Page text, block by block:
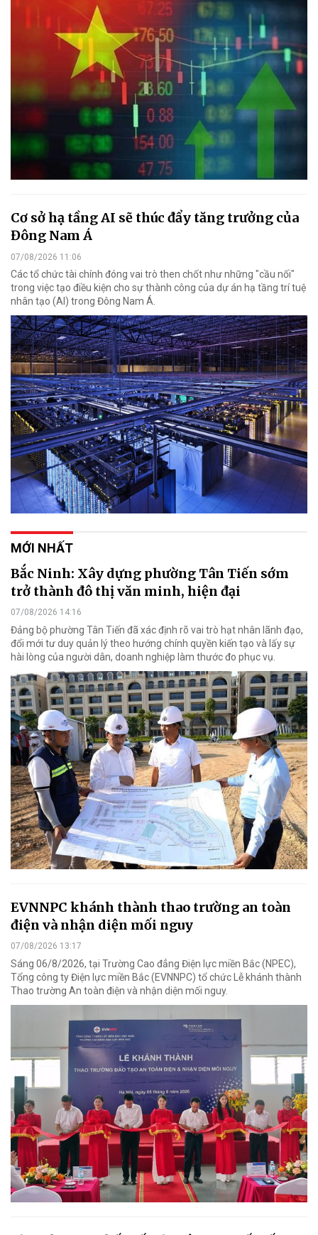
Cơ sở hạ tầng AI sẽ thúc đẩy tăng trưởng của
Đông Nam Á
07/08/2026 11:06
Các tổ chức tài chính đóng vai trò then chốt như những "cầu nối"
trong việc tạo điều kiện cho sự thành công của dự án hạ tầng trí tuệ
nhân tạo (AI) trong Đông Nam Á.
MỚI NHẤT
Bắc Ninh: Xây dựng phường Tân Tiến sớm
trở thành đô thị văn minh, hiện đại
07/08/2026 14:16
Đảng bộ phường Tân Tiến đã xác định rõ vai trò hạt nhân lãnh đạo,
đổi mới tư duy quản lý theo hướng chính quyền kiến tạo và lấy sự
hài lòng của người dân, doanh nghiệp làm thước đo phục vụ.
EVNNPC khánh thành thao trường an toàn
điện và nhận diện mối nguy
07/08/2026 13:17
Sáng 06/8/2026, tại Trường Cao đẳng Điện lực miền Bắc (NPEC),
Tổng công ty Điện lực miền Bắc (EVNNPC) tổ chức Lễ khánh thành
Thao trường An toàn điện và nhận diện mối nguy.